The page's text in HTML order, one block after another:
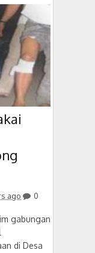
ago 0
gabungan
di Desa